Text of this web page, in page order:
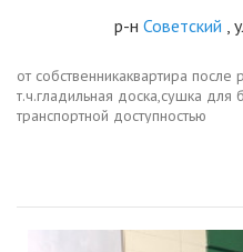
р-н Советский ,
от собственникаквартира
т.ч.гладильная доска,сушка
транспортной доступностью